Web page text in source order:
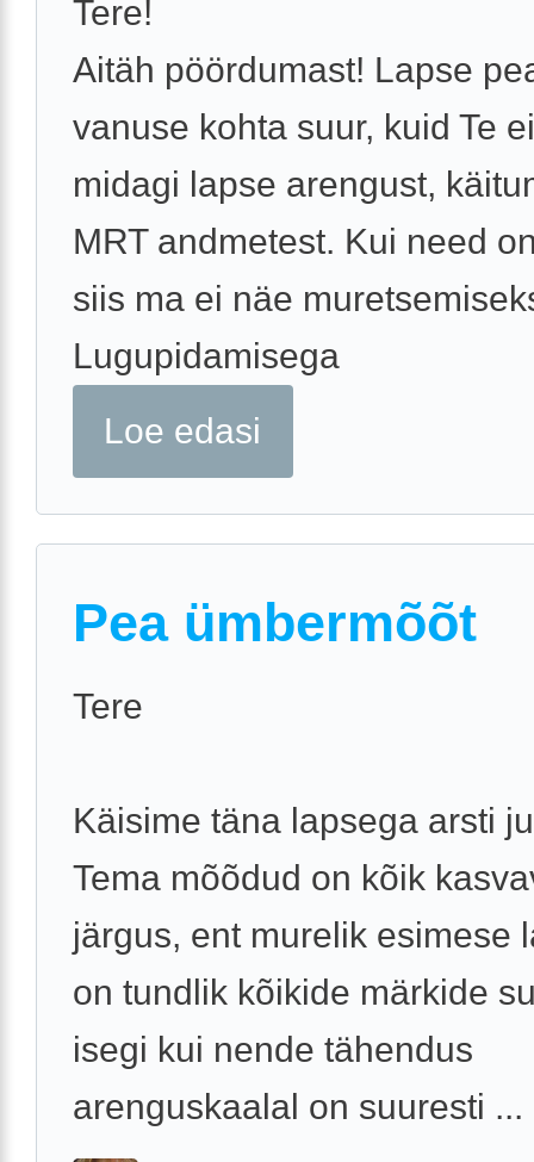
Tere!
Aitäh pöördumast! Lapse
vanuse kohta suur, kuid Te
midagi lapse arengust,
MRT andmetest. Kui need
siis ma ei näe
Lugupidamisega
Loe edasi
Pea ümbermõõt
Tere
Käisime täna lapsega arsti
Tema mõõdud on kõik
järgus, ent murelik esimese
on tundlik kõikide märkide
isegi kui nende tähendus
arenguskaalal on suuresti ...